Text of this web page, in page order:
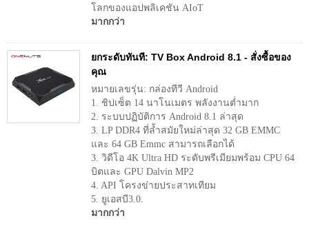
โลกของแอปพลิเคชัน AIoT
มากกว่า
ยกระดับทันที: TV Box Android 8.1 - สั่งซื้อของ
คุณ
หมายเลขรุ่น: กล่องทีวี Android
1. ชิปเซ็ต 14 นาโนเมตร พลังงานต่ำมาก
2. ระบบปฏิบัติการ Android 8.1 ล่าสุด
3. LP DDR4 ที่ล้ำสมัยใหม่ล่าสุด 32 GB EMMC
และ 64 GB Emmc สามารถเลือกได้
3. วิดีโอ 4K Ultra HD ระดับพรีเมียมพร้อม CPU 64
บิตและ GPU Dalvin MP2
4. API โครงข่ายประสาทเทียม
5. ยูเอสบี3.0.
มากกว่า